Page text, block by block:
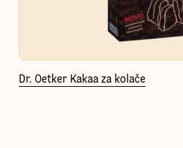
Dr. Oetker Kakaa za kolače